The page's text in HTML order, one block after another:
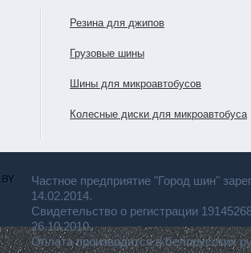
Резина для джипов
Грузовые шины
Шины для микроавтобусов
Колесные диски для микроавтобуса
Частное предприятие "Город шин"
14.02.2014.
Свидетельство о регистрации
26.10.2010.
Оплата производится в белорусских